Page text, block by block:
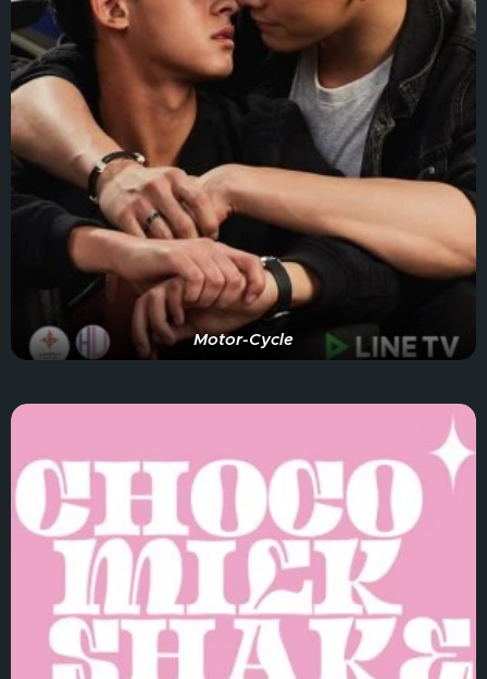
Motor-Cycle